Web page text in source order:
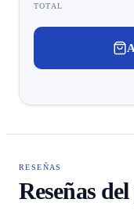
TOTAL
RESEÑAS
Reseñas